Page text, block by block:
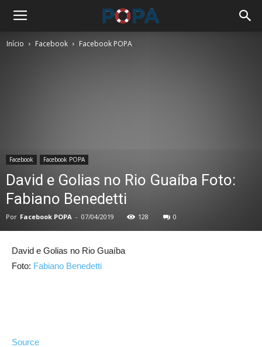
Início Facebook Facebook POPA
Facebook Facebook POPA
David e Golias no Rio Guaíba Foto:
Fabiano Benedetti
Por Facebook POPA - 07/04/2019 128 0
David e Golias no Rio Guaíba
Foto: Fabiano Benedetti
Source